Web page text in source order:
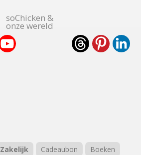
soChicken &
onze wereld
Zakelijk Cadeaubon
Boeken